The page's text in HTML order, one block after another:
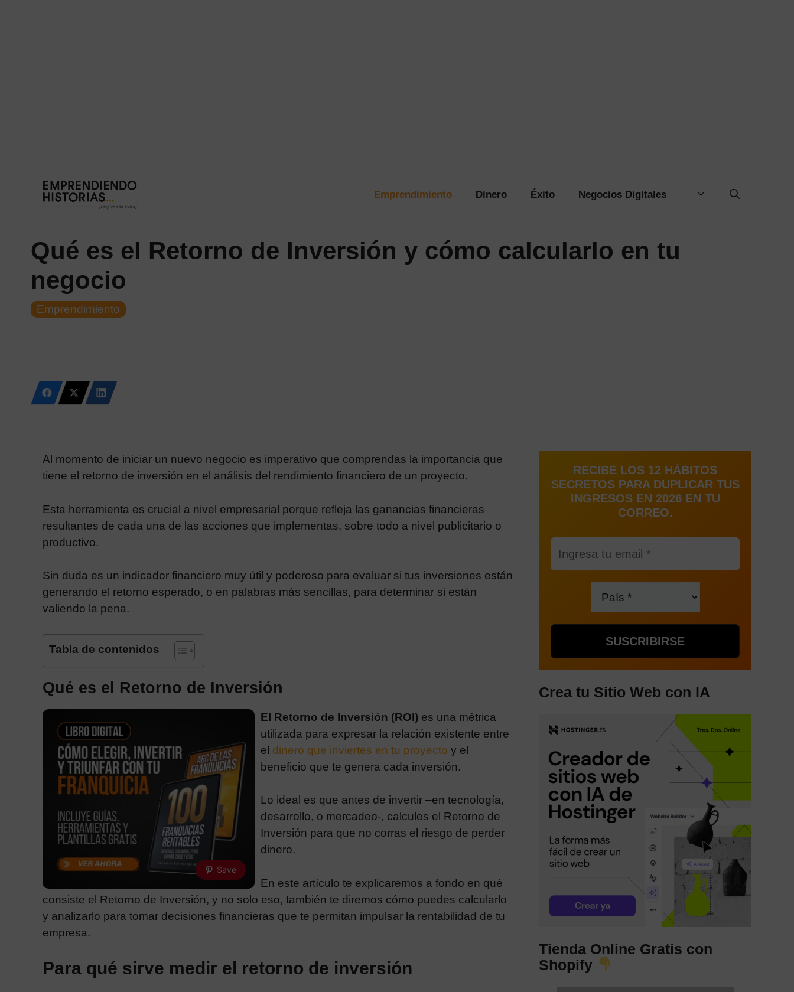
contenido
Emprendimiento Dinero Éxito Negocios Digitales
Qué es el Retorno de Inversión y cómo calcularlo en tu
negocio
Emprendimiento
Al momento de iniciar un nuevo negocio es imperativo que comprendas la importancia que
tiene el retorno de inversión en el análisis del rendimiento financiero de un proyecto.
Esta herramienta es crucial a nivel empresarial porque refleja las ganancias financieras
resultantes de cada una de las acciones que implementas, sobre todo a nivel publicitario o
productivo.
Sin duda es un indicador financiero muy útil y poderoso para evaluar si tus inversiones están
generando el retorno esperado, o en palabras más sencillas, para determinar si están
valiendo la pena.
Tabla de contenidos
Qué es el Retorno de Inversión
Save
El Retorno de Inversión (ROI) es una métrica
utilizada para expresar la relación existente entre
el dinero que inviertes en tu proyecto y el
beneficio que te genera cada inversión.
Lo ideal es que antes de invertir –en tecnología,
desarrollo, o mercadeo-, calcules el Retorno de
Inversión para que no corras el riesgo de perder
dinero.
En este artículo te explicaremos a fondo en qué
consiste el Retorno de Inversión, y no solo eso, también te diremos cómo puedes calcularlo
y analizarlo para tomar decisiones financieras que te permitan impulsar la rentabilidad de tu
empresa.
Para qué sirve medir el retorno de inversión
RECIBE LOS 12 HÁBITOS
SECRETOS PARA DUPLICAR TUS
INGRESOS EN 2026 EN TU
CORREO.
Crea tu Sitio Web con IA
Tienda Online Gratis con
Shopify